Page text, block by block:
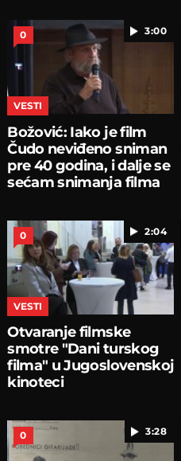
3:00
0
VESTI
Božović: Iako je film
Čudo neviđeno sniman
pre 40 godina, i dalje se
sećam snimanja filma
2:04
0
VESTI
Otvaranje filmske
smotre "Dani turskog
filma" u Jugoslovenskoj
kinoteci
3:28
0